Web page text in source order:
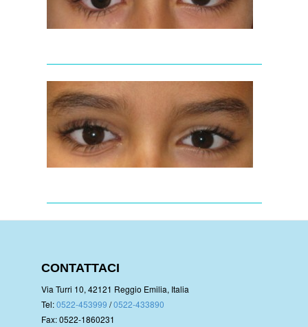
CONTATTACI
Via Turri 10, 42121 Reggio Emilia, Italia
Tel:0522-453999 /0522-433890
Fax: 0522-1860231